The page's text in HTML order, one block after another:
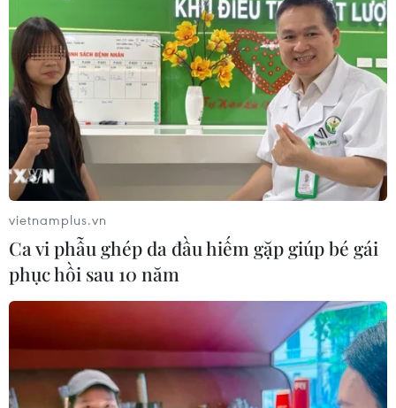
TIN CÙNG CHUYÊN MỤC
Iran cảnh báo đáp trả nhằm vào hạ
tầng năng lượng khu vực nếu bị tấn
công
Iran và Oman đạt thỏa thuận về
tuyến vận tải qua eo biển Hormuz
vietnamplus.vn
Ca vi phẫu ghép da đầu hiếm gặp giúp bé gái
phục hồi sau 10 năm